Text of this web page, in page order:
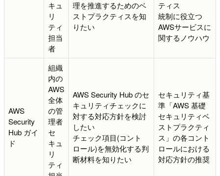
キュ
リ
ティ
担当
者
理を推進するためのベ
ストプラクティスを知
りたい
ティス
統制に役立つ
AWSサービスに
関するノウハウ
AWS
Security
Hub ガイ
ド
組織
内の
AWS
全体
の管
理者
セ
キュ
リ
ティ
AWS Security Hub のセ
キュリティチェックに
対する対応方針を検討
したい
チェック項目(コント
ロール)を無効化する判
断材料を知りたい
セキュリティ基
準「AWS 基礎
セキュリティベ
ストプラクティ
ス」の各コント
ロールにおける
対応方針の推奨